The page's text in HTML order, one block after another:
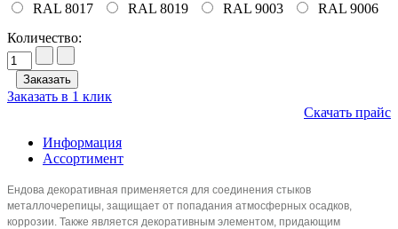
RAL 8017
RAL 8019 RAL 9003
RAL 9006
Количество:
Заказать в 1 клик
Скачать прайс
Информация
Ассортимент
Ендова декоративная применяется для соединения стыков
металлочерепицы, защищает от попадания атмосферных осадков,
коррозии. Также является декоративным элементом, придающим